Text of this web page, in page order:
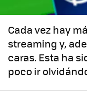
Cada vez hay
streaming y,
caras. Esta ha
poco ir